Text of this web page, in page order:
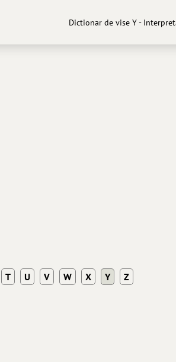
Dictionar de vise Y -
T U V W X Y Z